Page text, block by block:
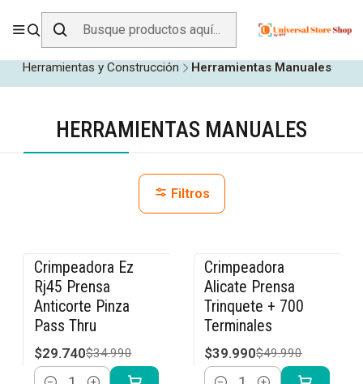
ENVÍO GRATIS SOBRE$19.990EN ZONA CENTRO
Herramientas y Construcción
Herramientas Manuales
HERRAMIENTAS MANUALES
Filtros
-15% OFF
Crimpeadora Ez
Rj45 Prensa
Anticorte Pinza
Pass Thru
$29.740$34.990
-20% OFF
Crimpeadora
Alicate Prensa
Trinquete + 700
Terminales
$39.990$49.990